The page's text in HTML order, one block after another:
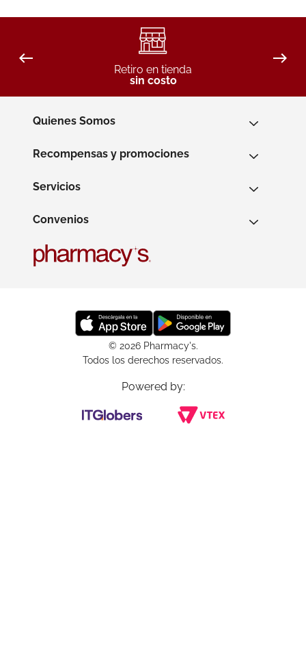
Retiro en tienda
sin costo
Quienes Somos
Recompensas y promociones
Servicios
Convenios
© 2026 Pharmacy's.
Todos los derechos reservados.
Powered by: